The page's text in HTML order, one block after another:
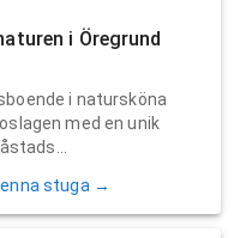
i Öregrund
i natursköna
med en unik
stuga →